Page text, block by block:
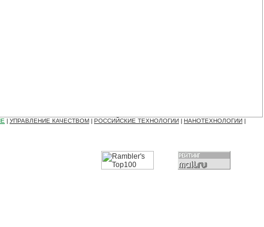
УПРАВЛЕНИЕ КАЧЕСТВОМ РОССИЙСКИЕ ТЕХНОЛОГИИ НАНОТЕХНОЛОГИИ